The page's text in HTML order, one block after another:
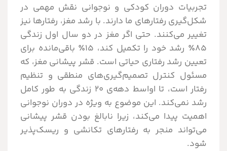
تجربیات دوران کودکی و نوجوانی نقش مهمی در
شکل‌گیری رفتارهای ما دارند. با رشد مغز، رفتارها نیز
تغییر می‌کنند. حتی اگر مغز در دو سال اول زندگی
۸۵٪ رشد خود را تکمیل کند، ۱۵٪ باقی‌مانده برای
تعیین رشد رفتاری حیاتی است. قشر پیشانی مغز، که
مسئول کنترل تصمیم‌گیری‌های منطقی و تنظیم
رفتار است، تا اواسط دهه‌ی ۲۰ زندگی به طور کامل
رشد نمی‌کند. این موضوع به ویژه در دوران نوجوانی
اهمیت پیدا می‌کند، زیرا نابالغ بودن قشر پیشانی
می‌تواند منجر به رفتارهای تکانشی و ریسک‌پذیر
شود.